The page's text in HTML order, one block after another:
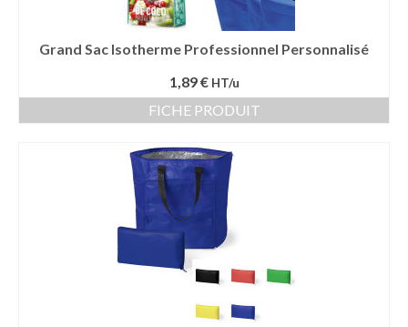
Grand Sac Isotherme Professionnel Personnalisé
1,89 € HT/u
FICHE PRODUIT